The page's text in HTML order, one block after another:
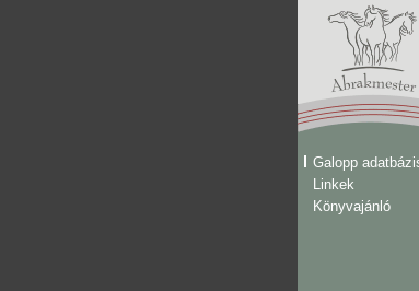
Galopp
Linkek
Könyvajánló